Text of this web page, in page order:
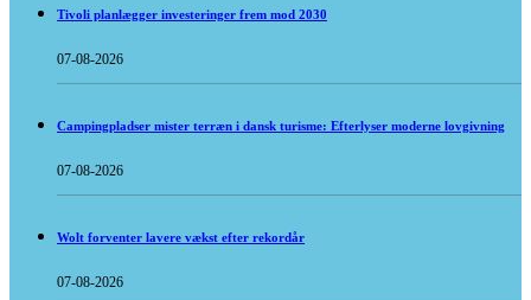
Tivoli planlægger investeringer frem mod 2030
07-08-2026
Campingpladser mister terræn i dansk turisme: Efterlyser moderne lovgivning
07-08-2026
Wolt forventer lavere vækst efter rekordår
07-08-2026